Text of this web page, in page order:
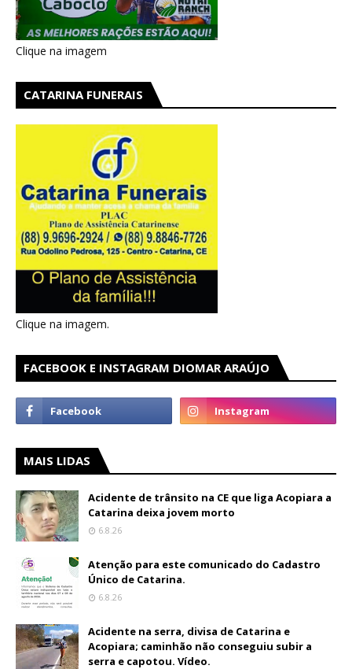
Clique na imagem
CATARINA FUNERAIS
Clique na imagem.
FACEBOOK E INSTAGRAM DIOMAR ARAÚJO
MAIS LIDAS
Acidente de trânsito na CE que liga Acopiara a
Catarina deixa jovem morto
6.8.26
Atenção para este comunicado do Cadastro
Único de Catarina.
6.8.26
Acidente na serra, divisa de Catarina e
Acopiara; caminhão não conseguiu subir a
serra e capotou. Vídeo.